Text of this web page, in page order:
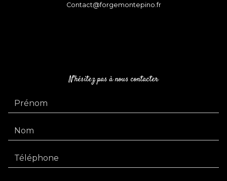
contact@forgemontepino.fr
N'hésitez pas à nous contacter